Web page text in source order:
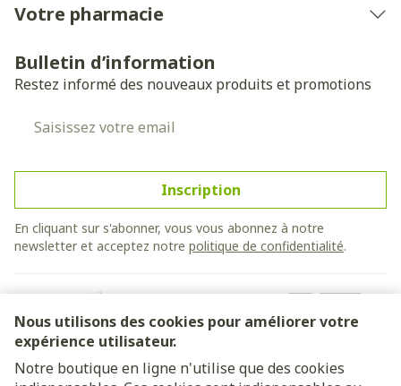
Nous utilisons des cookies pour améliorer votre
expérience utilisateur.
Notre boutique en ligne n'utilise que des cookies
Votre pharmacie
Bulletin d’information
Restez informé des nouveaux produits et promotions
Inscription
En cliquant sur s'abonner, vous vous abonnez à notre
newsletter et acceptez notre politique de confidentialité.